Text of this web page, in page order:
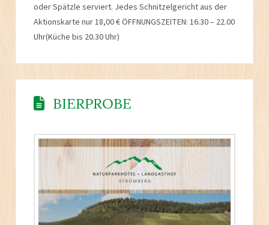
oder Spätzle serviert. Jedes Schnitzelgericht aus der
Aktionskarte nur 18,00 € ÖFFNUNGSZEITEN: 16.30 – 22.00
Uhr(Küche bis 20.30 Uhr)
BIERPROBE